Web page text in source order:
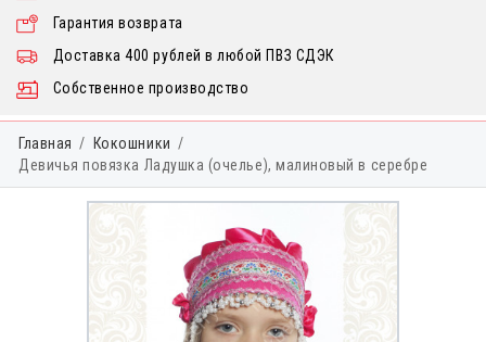
Собственное производство
Гарантия возврата
Доставка 400 рублей в любой ПВЗ СДЭК
Главная
Кокошники
Девичья повязка Ладушка (очелье), малиновый в серебре